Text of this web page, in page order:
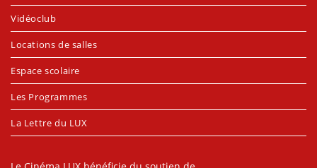
Vidéoclub
Locations de salles
Espace scolaire
Les Programmes
La Lettre du LUX